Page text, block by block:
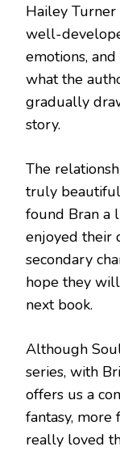
Hailey Turner
well-
emotions,
what the
gradually
story.
The
truly
found Bran a
enjoyed their
secondary
hope they
next book.
Although
series, with
offers us a
fantasy, more
really loved